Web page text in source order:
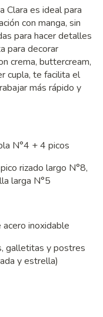
Clara es ideal para
con manga, sin
para hacer detalles
para decorar
crema, buttercream,
cupla, te facilita el
más rápido y
N°4 + 4 picos
rizado largo N°8,
larga N°5
inoxidable
galletitas y postres
y estrella)